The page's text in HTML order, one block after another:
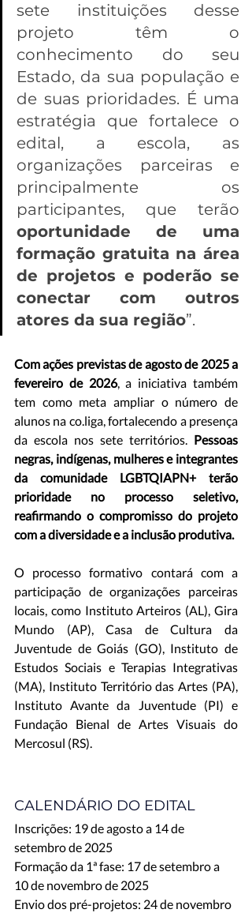
sete instituições desse
projeto têm o
conhecimento do seu
Estado, da sua população e
de suas prioridades. É uma
estratégia que fortalece o
edital, a escola, as
organizações parceiras e
principalmente os
oportunidade de uma
formação gratuita na área
de projetos e poderão se
conectar com outros
atores da sua região”.
Com ações previstas de agosto de 2025 a
fevereiro de 2026, a iniciativa também
tem como meta ampliar o número de
alunos na co.liga, fortalecendo a presença
da escola nos sete territórios. Pessoas
negras, indígenas, mulheres e integrantes
da comunidade LGBTQIAPN+ terão
prioridade no processo seletivo,
reafirmando o compromisso do projeto
com a diversidade e a inclusão produtiva.
O processo formativo contará com a
participação de organizações parceiras
locais, como Instituto Arteiros (AL), Gira
Mundo (AP), Casa de Cultura da
Juventude de Goiás (GO), Instituto de
Estudos Sociais e Terapias Integrativas
(MA), Instituto Território das Artes (PA),
Instituto Avante da Juventude (PI) e
Fundação Bienal de Artes Visuais do
Mercosul (RS).
CALENDÁRIO DO EDITAL
Inscrições: 19 de agosto a 14 de
setembro de 2025
Formação da 1ª fase: 17 de setembro a
10 de novembro de 2025
Envio dos pré-projetos: 24 de novembro